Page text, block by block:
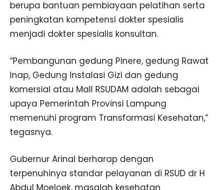
berupa bantuan pembiayaan pelatihan serta
peningkatan kompetensi dokter spesialis
menjadi dokter spesialis konsultan.
“Pembangunan gedung Pinere, gedung Rawat
Inap, Gedung Instalasi Gizi dan gedung
komersial atau Mall RSUDAM adalah sebagai
upaya Pemerintah Provinsi Lampung
memenuhi program Transformasi Kesehatan,”
tegasnya.
Gubernur Arinal berharap dengan
terpenuhinya standar pelayanan di RSUD dr H